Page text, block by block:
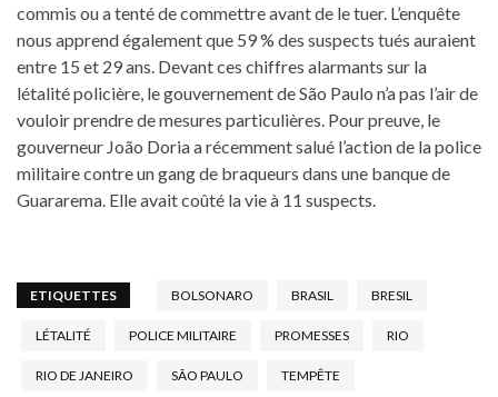
commis ou a tenté de commettre avant de le tuer. L’enquête
nous apprend également que 59 % des suspects tués auraient
entre 15 et 29 ans. Devant ces chiffres alarmants sur la
létalité policière, le gouvernement de São Paulo n’a pas l’air de
vouloir prendre de mesures particulières. Pour preuve, le
gouverneur João Doria a récemment salué l’action de la police
militaire contre un gang de braqueurs dans une banque de
Guararema. Elle avait coûté la vie à 11 suspects.
ETIQUETTES BOLSONARO BRASIL BRESIL
LÉTALITÉ POLICE MILITAIRE PROMESSES RIO
RIO DE JANEIRO SÃO PAULO TEMPÊTE